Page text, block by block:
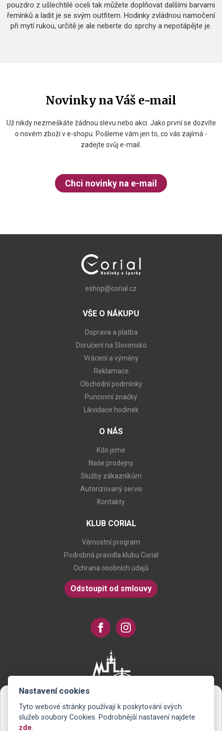
pouzdro z ušlechtilé oceli tak můžete doplňovat dalšími barvami
řemínků a ladit je se svým outfitem. Hodinky zvládnou namočení
při mytí rukou, určitě je ale neberte do sprchy a nepotápějte je.
Novinky na Váš e-mail
Už nikdy nezmeškáte žádnou slevu nebo akci. Jako první se dozvíte
o novém zboží v e-shopu. Pošleme vám jen to, co vás zajímá -
zadejte svůj e-mail.
Chci novinky na e-mail
Novinky na Váš e-mail
eshop@corial.cz
VŠE O NÁKUPU
Doprava a platba
Doručení na Slovensko
Vrácení a výměny
Reklamace
Obchodní podmínky
Puncovní značky
Likvidace hodinek
O NÁS
Kdo jsme
Naše prodejny
Služby zákazníkům
Autorizovaný servis
Kontakty
KLUB CORIAL
Věrnostní program
Podrobná pravidla klubu Corial
Ochrana osobních údajů
Odstoupit od smlouvy
Nastavení cookies
Tyto webové stránky používají k poskytování svých
služeb soubory Cookies. Podrobnější nastavení najdete
zde.